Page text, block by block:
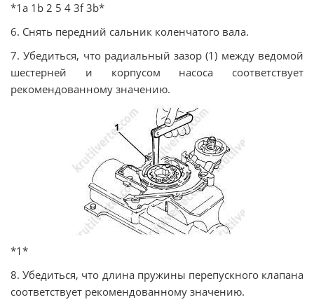
*1а 1b 2 5 4 3f 3b*
6. Снять передний сальник коленчатого вала.
7. Убедиться, что радиальный зазор (1) между ведомой
шестерней и корпусом насоса соответствует
рекомендованному значению.
*1*
8. Убедиться, что длина пружины перепускного клапана
соответствует рекомендованному значению.